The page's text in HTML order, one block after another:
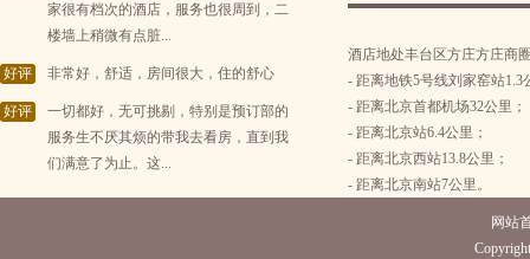
家很有档次的酒店，服务也很周到，二
楼墙上稍微有点脏...
好评 非常好，舒适，房间很大，住的舒心
好评
一切都好，无可挑剔，特别是预订部的
服务生不厌其烦的带我去看房，直到我
们满意了为止。这...
酒店地处丰台区方庄方庄商
- 距离地铁5号线刘家窑站1.3
- 距离北京首都机场32公里；
- 距离北京站6.4公里；
- 距离北京西站13.8公里；
- 距离北京南站7公里。
网站